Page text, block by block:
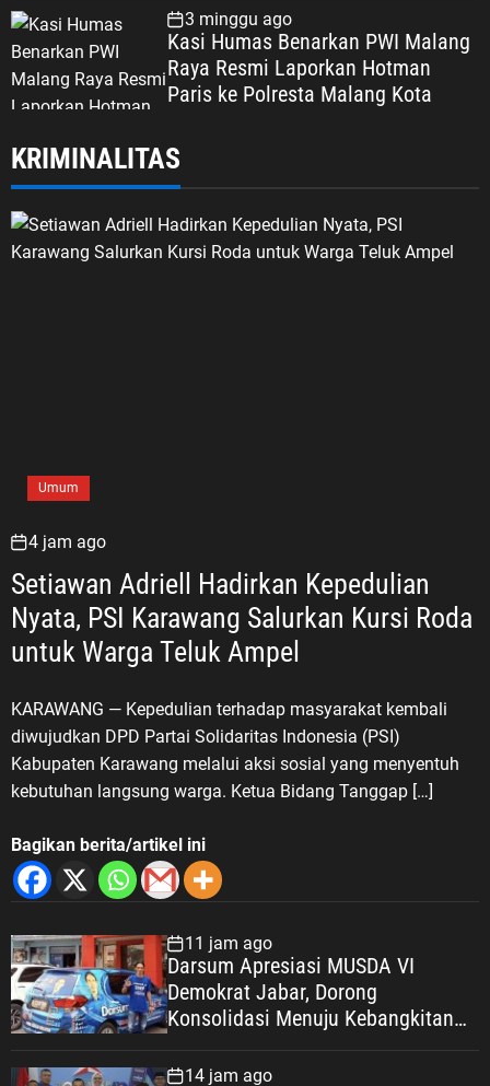
Dipertaruhkan
3 minggu ago
Kasi Humas Benarkan PWI Malang
Raya Resmi Laporkan Hotman
Paris ke Polresta Malang Kota
KRIMINALITAS
Umum
4 jam ago
Setiawan Adriell Hadirkan Kepedulian
Nyata, PSI Karawang Salurkan Kursi Roda
untuk Warga Teluk Ampel
KARAWANG — Kepedulian terhadap masyarakat kembali
diwujudkan DPD Partai Solidaritas Indonesia (PSI)
Kabupaten Karawang melalui aksi sosial yang menyentuh
kebutuhan langsung warga. Ketua Bidang Tanggap […]
Bagikan berita/artikel ini
11 jam ago
Darsum Apresiasi MUSDA VI
Demokrat Jabar, Dorong
Konsolidasi Menuju Kebangkitan
14 jam ago